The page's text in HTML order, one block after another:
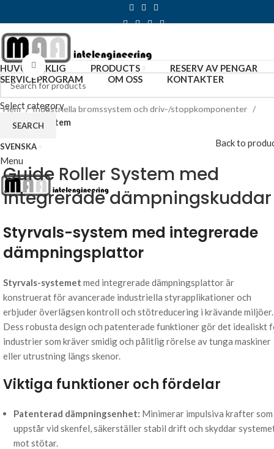
Select category
SEARCH
SVENSKA
Menu
HUVUDSAKLIG PRODUCTS
RESERV AV PENGAR
SERVICEPROGRAM
OM OSS KONTAKTER
Click to enlarge
Hem
Industriella bromssystem och driv-/stoppkomponenter
Styrvals-system
Back to
Guide Roller System med
integrerade dämpningskuddar
Styrvals-system med integrerade
dämpningsplattor
Styrvals-systemet med integrerade dämpningsplattor är
konstruerat för avancerade industriella styrapplikationer och
erbjuder överlägsen kontroll och stötreducering i krävande miljöer.
Dess robusta design och patenterade funktioner gör det idealiskt
industrier som kräver smidig och pålitlig rörelse av tunga maskiner
eller utrustning längs skenor.
Viktiga funktioner och fördelar
Patenterad dämpningsenhet: Minimerar impulsiva krafter som
uppstår vid skenfel, säkerställer stabil drift och skyddar
mot stötar.